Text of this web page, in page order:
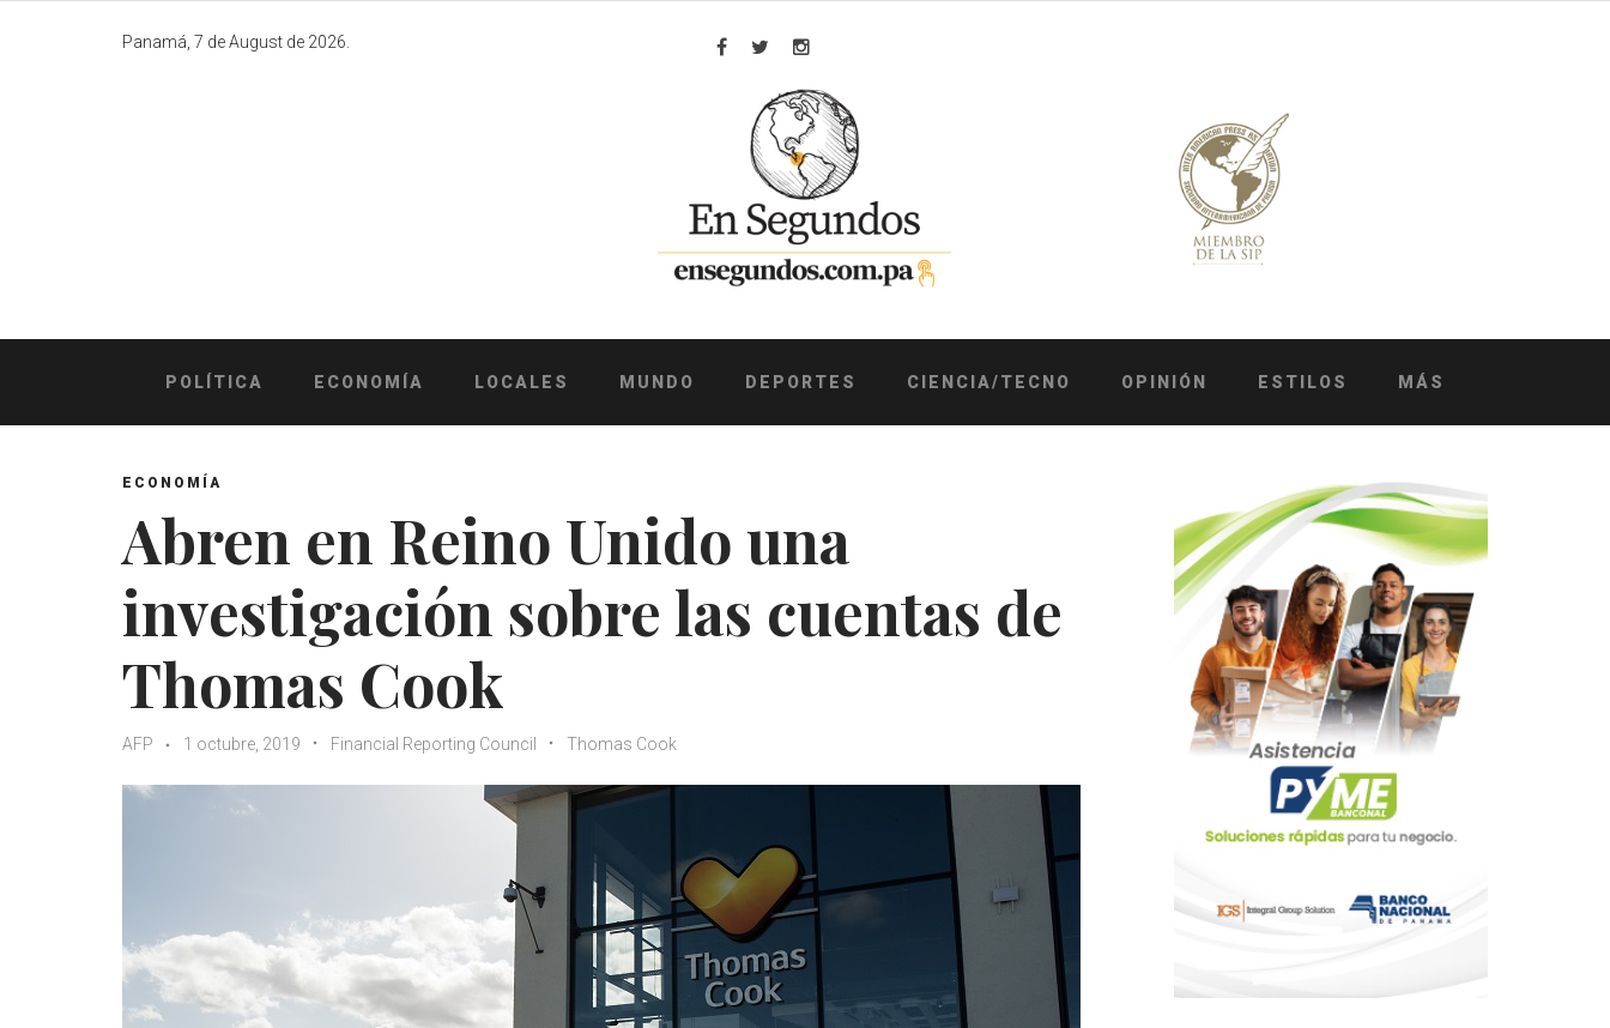
Panamá, 7 de August de 2026.
Facebook
TwitterInstagram
POLÍTICA ECONOMÍA LOCALES MUNDO DEPORTES CIENCIA/TECNO OPINIÓN ESTILOS MÁS
ECONOMÍA
Abren en Reino Unido una
investigación sobre las cuentas de
Thomas Cook
AFP 1 octubre, 2019 Financial Reporting Council Thomas Cook